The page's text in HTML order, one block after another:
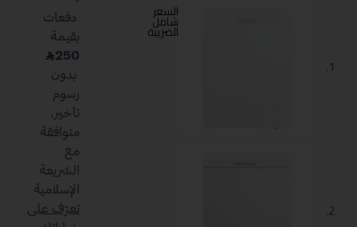
السعر
شامل
الضريبة